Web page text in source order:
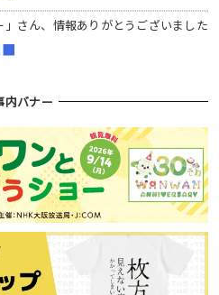
さん、情報ありがとうございました
内バナー